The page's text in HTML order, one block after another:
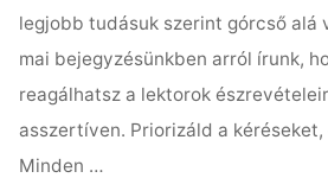
legjobb tudásuk szerint górcső alá
mai bejegyzésünkben arról írunk,
reagálhatsz a lektorok
asszertíven. Priorizáld a
Minden …